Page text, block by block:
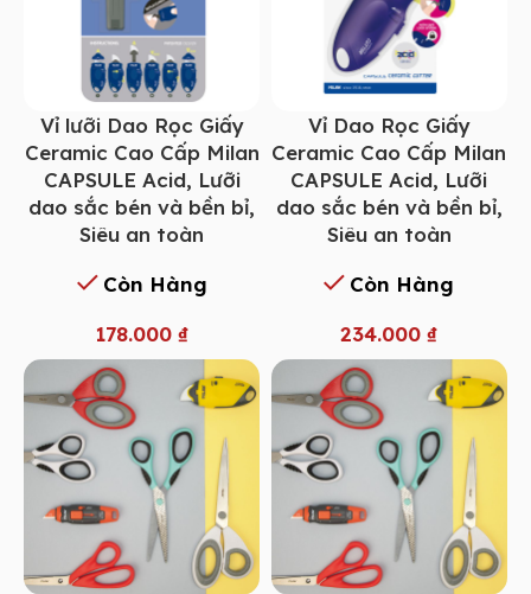
Vỉ lưỡi Dao Rọc Giấy
Ceramic Cao Cấp Milan
CAPSULE Acid, Lưỡi
dao sắc bén và bền bỉ,
Siêu an toàn
Còn Hàng
178.000 ₫
Vỉ Dao Rọc Giấy
Ceramic Cao Cấp Milan
CAPSULE Acid, Lưỡi
dao sắc bén và bền bỉ,
Siêu an toàn
Còn Hàng
234.000₫